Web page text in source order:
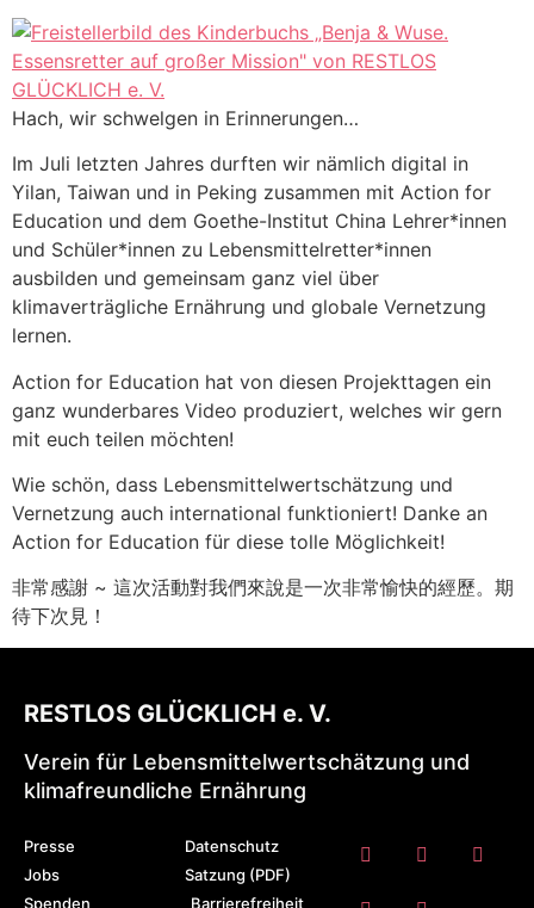
Hach, wir schwelgen in Erinnerungen…
Im Juli letzten Jahres durften wir nämlich digital in
Yilan, Taiwan und in Peking zusammen mit Action for
Education und dem Goethe-Institut China Lehrer*innen
und Schüler*innen zu Lebensmittelretter*innen
ausbilden und gemeinsam ganz viel über
klimaverträgliche Ernährung und globale Vernetzung
lernen.
Action for Education hat von diesen Projekttagen ein
ganz wunderbares Video produziert, welches wir gern
mit euch teilen möchten!
Wie schön, dass Lebensmittelwertschätzung und
Vernetzung auch international funktioniert! Danke an
Action for Education für diese tolle Möglichkeit!
非常感謝 ~ 這次活動對我們來說是一次非常愉快的經歷。期
待下次見！
RESTLOS GLÜCKLICH e. V.
Verein für Lebensmittelwertschätzung und
klimafreundliche Ernährung
Presse
Jobs
Spenden
Datenschutz
Satzung (PDF)
Barrierefreiheit